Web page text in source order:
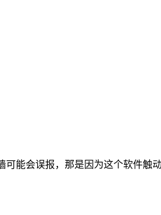
可能会误报，那是因为这个软件触